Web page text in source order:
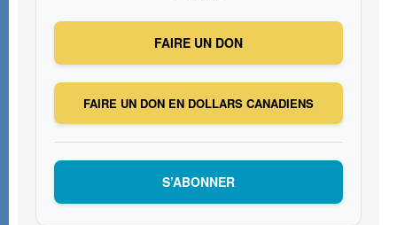
FAIRE UN DON
FAIRE UN DON EN DOLLARS CANADIENS
S’ABONNER